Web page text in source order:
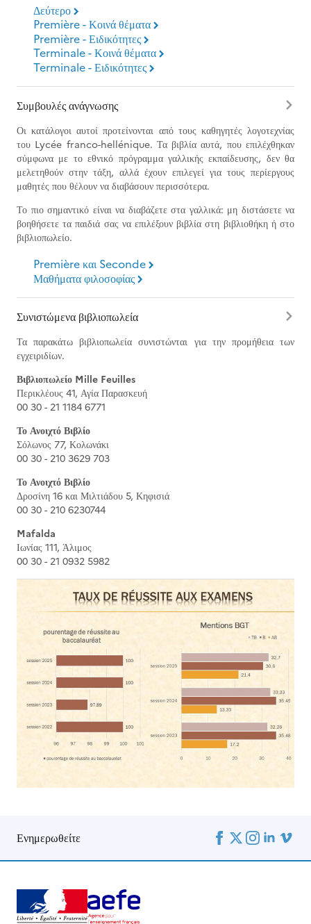
Δεύτερο
Première - Κοινά θέματα
Première - Ειδικότητες
Terminale - Κοινά θέματα
Terminale - Ειδικότητες
Συμβουλές ανάγνωσης
Οι κατάλογοι αυτοί προτείνονται από τους καθηγητές λογοτεχνίας
του Lycée franco-hellénique. Τα βιβλία αυτά, που επιλέχθηκαν
σύμφωνα με το εθνικό πρόγραμμα γαλλικής εκπαίδευσης, δεν θα
μελετηθούν στην τάξη, αλλά έχουν επιλεγεί για τους περίεργους
μαθητές που θέλουν να διαβάσουν περισσότερα.
Το πιο σημαντικό είναι να διαβάζετε στα γαλλικά: μη διστάσετε να
βοηθήσετε τα παιδιά σας να επιλέξουν βιβλία στη βιβλιοθήκη ή στο
βιβλιοπωλείο.
Première και Seconde
Μαθήματα φιλοσοφίας
Συνιστώμενα βιβλιοπωλεία
Τα παρακάτω βιβλιοπωλεία συνιστώνται για την προμήθεια των
εγχειριδίων.
Βιβλιοπωλείο Mille Feuilles
Περικλέους 41, Αγία Παρασκευή
00 30 - 21 1184 6771
Το Ανοιχτό Βιβλίο
Σόλωνος 77, Κολωνάκι
00 30 - 210 3629 703
Το Ανοιχτό Βιβλίο
Δροσίνη 16 και Μιλτιάδου 5, Κηφισιά
00 30 - 210 6230744
Mafalda
Ιωνίας 111, Άλιμος
00 30 - 21 0932 5982
Ενημερωθείτε